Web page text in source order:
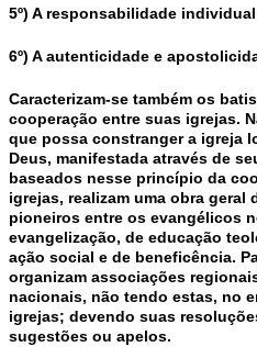
5º) A responsabilidade
6º) A autenticidade e
Caracterizam-se também os
cooperação entre suas igrejas.
que possa constranger a igreja
Deus, manifestada através de
baseados nesse princípio da
igrejas, realizam uma obra geral
pioneiros entre os evangélicos
evangelização, de educação
ação social e de beneficência.
organizam associações
nacionais, não tendo estas, no
igrejas; devendo suas
sugestões ou apelos.